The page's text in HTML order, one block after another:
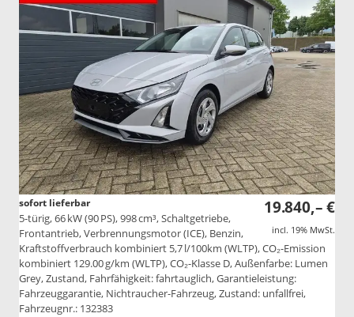
19.840,– €
incl. 19% MwSt.
sofort lieferbar
5-türig, 66 kW (90 PS), 998 cm³, Schaltgetriebe,
Frontantrieb, Verbrennungsmotor (ICE), Benzin,
Kraftstoffverbrauch kombiniert 5,7 l/100km (WLTP), CO₂-Emission
kombiniert 129.00 g/km (WLTP), CO₂-Klasse D, Außenfarbe: Lumen
Grey, Zustand, Fahrfähigkeit: fahrtauglich, Garantieleistung:
Fahrzeuggarantie, Nichtraucher-Fahrzeug, Zustand: unfallfrei,
Fahrzeugnr.: 132383